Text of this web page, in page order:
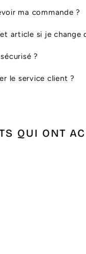
ma commande ?
article si je change
?
le service client ?
QUI ONT